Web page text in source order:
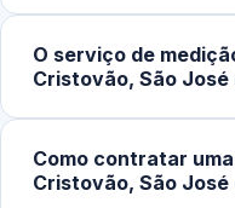
por uma vidraçaria
de deslocamento e
menores.
O serviço de
Cristovão, São José
orçamento sem
comércios e obras na
Como contratar
Cristovão, São José